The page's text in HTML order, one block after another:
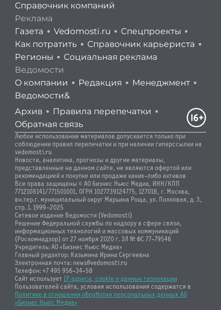
Справочник компаний
Реклама
Газета
Vedomosti.ru
Спецпроекты
Как потратить
Справочник карьериста
Регионы
Социальная реклама
Ведомости
О компании
Редакция
Менеджмент
Ведомости&
Архив
Правила перепечатки
Обратная связь
Любое использование материалов допускается только при
соблюдении правил перепечатки и при наличии гиперссылки на
vedomosti.ru
Новости, аналитика, прогнозы и другие материалы,
представленные на данном сайте, не являются офертой или
рекомендацией к покупке или продаже каких-либо активов
Все права защищены © АО Бизнес Ньюс Медиа, ИНН/КПП
7712108141/771501001, ОГРН 1027739124775, 127018, г. Москва,
вн.тер.г. муниципальный округ Марьина Роща, ул. Полковая, д. 3,
стр. 1. 1999—2025
Сетевое издание Ведомости (Vedomosti)
Решение Федеральной службы по надзору в сфере связи,
информационных технологий и массовых коммуникаций
(Роскомнадзор) от 27 ноября 2020 г. ЭЛ № ФС 77-79546
Учредитель: АО «Бизнес Ньюс Медиа»
Главный редактор: Казьмина Ирина Сергеевна
Электронная почта: news@vedomosti.ru
Телефон: +7 495 956-34-58
Сайт используетIP адреса, cookie и данные геолокации
Пользователей сайта, условия использования содержатся в
Политике в отношении обработки персональных данных АО
«Бизнес Ньюс Медиа»